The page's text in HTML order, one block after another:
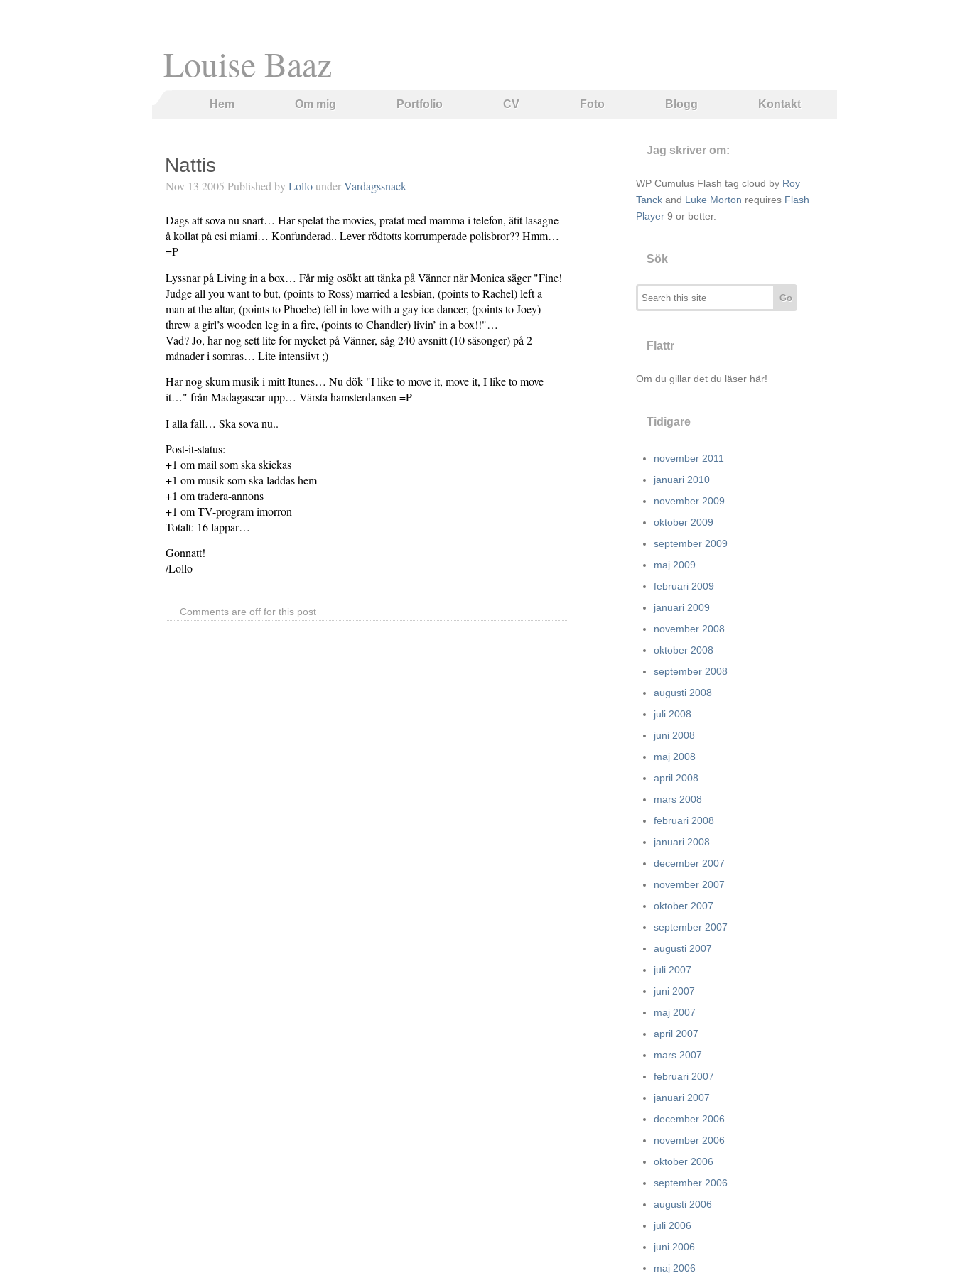
Louise Baaz
Hem Om mig Portfolio CV Foto Blogg Kontakt
Nattis
Nov 13 2005 Published by LollounderVardagssnack
Dags att sova nu snart… Har spelat the movies, pratat med mamma i telefon, ätit lasagne
å kollat på csi miami… Konfunderad.. Lever rödtotts korrumperade polisbror?? Hmm…
=P
Lyssnar på Living in a box… Får mig osökt att tänka på Vänner när Monica säger "Fine!
Judge all you want to but, (points to Ross) married a lesbian, (points to Rachel) left a
man at the altar, (points to Phoebe) fell in love with a gay ice dancer, (points to Joey)
threw a girl’s wooden leg in a fire, (points to Chandler) livin’ in a box!!"…
Vad? Jo, har nog sett lite för mycket på Vänner, såg 240 avsnitt (10 säsonger) på 2
månader i somras… Lite intensiivt ;)
Har nog skum musik i mitt Itunes… Nu dök "I like to move it, move it, I like to move
it…" från Madagascar upp… Värsta hamsterdansen =P
I alla fall… Ska sova nu..
Post-it-status:
+1 om mail som ska skickas
+1 om musik som ska laddas hem
+1 om tradera-annons
+1 om TV-program imorron
Totalt: 16 lappar…
Gonnatt!
/Lollo
Comments are off for this post
Jag skriver om:
WP Cumulus Flash tag cloud by Roy
Tanck and Luke Morton requires Flash
Player 9 or better.
Sök
Flattr
Om du gillar det du läser här!
Tidigare
november 2011
januari 2010
november 2009
oktober 2009
september 2009
maj 2009
februari 2009
januari 2009
november 2008
oktober 2008
september 2008
augusti 2008
juli 2008
juni 2008
maj 2008
april 2008
mars 2008
februari 2008
januari 2008
december 2007
november 2007
oktober 2007
september 2007
augusti 2007
juli 2007
juni 2007
maj 2007
april 2007
mars 2007
februari 2007
januari 2007
december 2006
november 2006
oktober 2006
september 2006
augusti 2006
juli 2006
juni 2006
maj 2006